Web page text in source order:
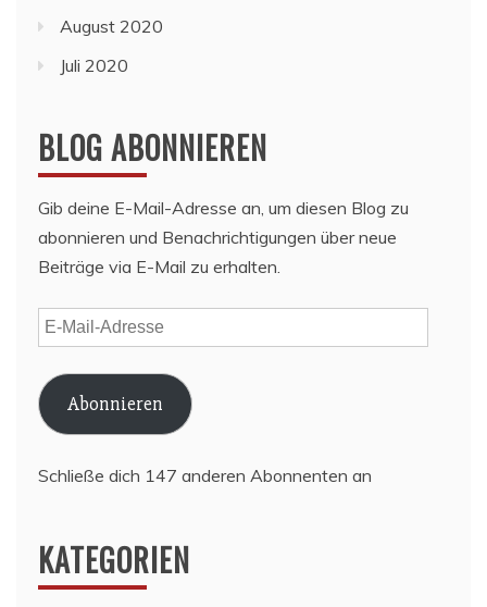
August 2020
Juli 2020
BLOG ABONNIEREN
Gib deine E-Mail-Adresse an, um diesen Blog zu
abonnieren und Benachrichtigungen über neue
Beiträge via E-Mail zu erhalten.
E-
Mail-
Adresse
Abonnieren
Schließe dich 147 anderen Abonnenten an
KATEGORIEN